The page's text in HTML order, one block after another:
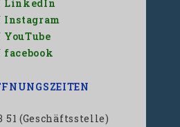
LinkedIn
Instagram
YouTube
facebook
51 (Geschäftsstelle)